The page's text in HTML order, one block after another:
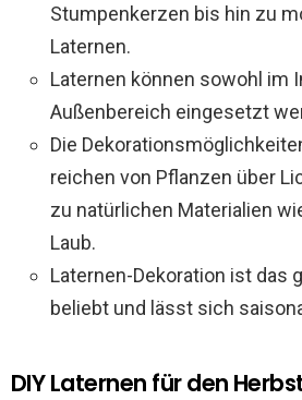
Stumpenkerzen bis hin zu
Laternen.
Laternen können sowohl im
Außenbereich eingesetzt
Die
reichen von Pflanzen über
zu natürlichen Materialien
Laub.
Laternen-Dekoration ist das
beliebt und lässt sich
DIY Laternen für den